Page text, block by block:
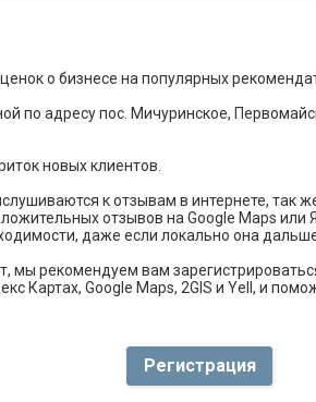
о бизнесе на популярных
по адресу пос. Мичуринское,
новых клиентов.
к отзывам в интернете, так
отзывов на Google Maps или
даже если локально она
мы рекомендуем вам
Картах, Google Maps, 2GIS и Yell, и
Регистрация